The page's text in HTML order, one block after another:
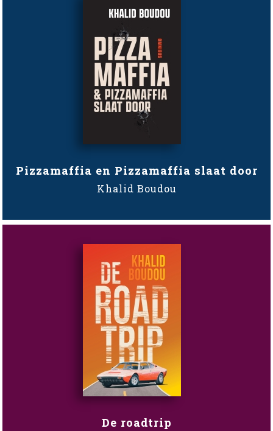
Pizzamaffia en Pizzamaffia slaat door
Khalid Boudou
De roadtrip